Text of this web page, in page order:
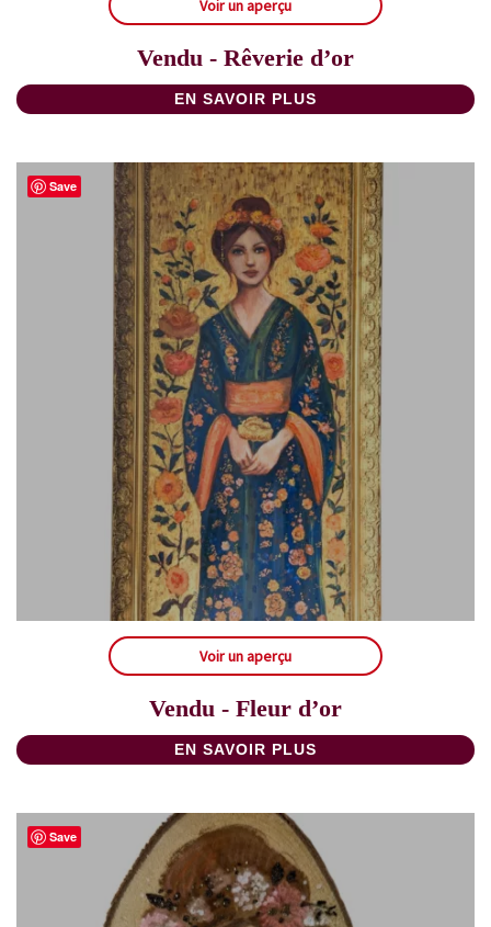
Voir un aperçu
Vendu - Rêverie d’or
EN SAVOIR PLUS
Save
Voir un aperçu
Vendu - Fleur d’or
EN SAVOIR PLUS
Save